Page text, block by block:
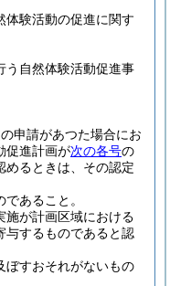
体験活動の促進に関す
う自然体験活動促進事
申請があつた場合にお
促進計画が次の各号の
めるときは、その認定
あること。
施が計画区域における
与するものであると認
ぼすおそれがないもの